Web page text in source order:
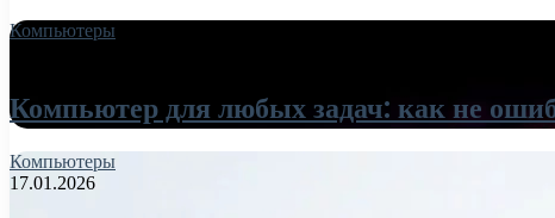
Компьютеры
Компьютер для любых задач: как не
Компьютеры
17.01.2026